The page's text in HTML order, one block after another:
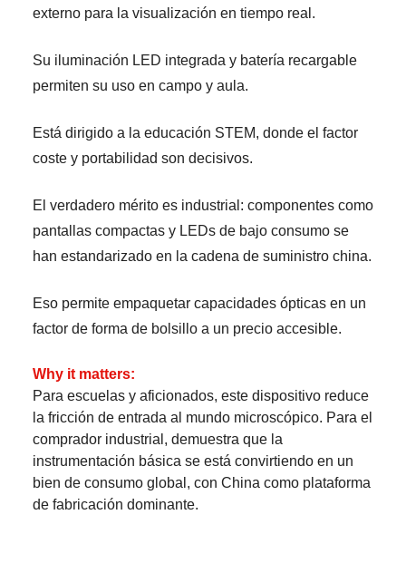
externo para la visualización en tiempo real.
Su iluminación LED integrada y batería recargable
permiten su uso en campo y aula.
Está dirigido a la educación STEM, donde el factor
coste y portabilidad son decisivos.
El verdadero mérito es industrial: componentes como
pantallas compactas y LEDs de bajo consumo se
han estandarizado en la cadena de suministro china.
Eso permite empaquetar capacidades ópticas en un
factor de forma de bolsillo a un precio accesible.
Why it matters:
Para escuelas y aficionados, este dispositivo reduce
la fricción de entrada al mundo microscópico. Para el
comprador industrial, demuestra que la
instrumentación básica se está convirtiendo en un
bien de consumo global, con China como plataforma
de fabricación dominante.